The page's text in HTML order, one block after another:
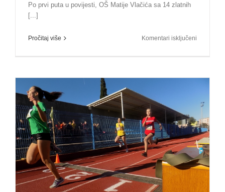
Po prvi puta u povijesti, OŠ Matije Vlačića sa 14 zlatnih
[...]
Pročitaj više Komentari isključeni
po
povijesti,
OŠ
Matije
Vlačića
škola